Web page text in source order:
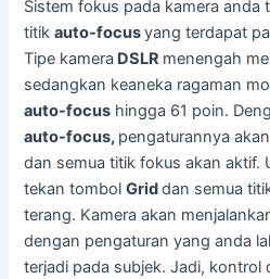
Sistem fokus pada kamera anda
titikauto-focusyang terdapat
Tipe kamera DSLR menengah
sedangkan keaneka ragaman
auto-focus hingga 61 poin.
auto-focus, pengaturannya
dan semua titik fokus akan aktif.
tekan tombolGriddan semua
terang. Kamera akan
dengan pengaturan yang anda
terjadi pada subjek. Jadi, kontrol